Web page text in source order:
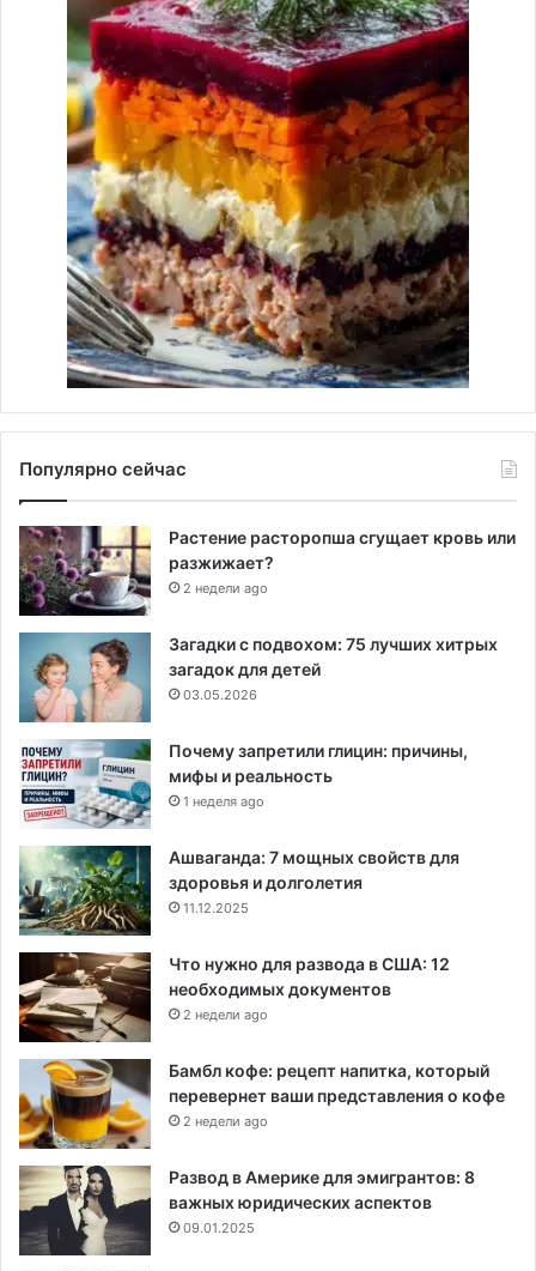
Популярно сейчас
Растение расторопша сгущает кровь или
разжижает?
2 недели ago
Загадки с подвохом: 75 лучших хитрых
загадок для детей
03.05.2026
Почему запретили глицин: причины,
мифы и реальность
1 неделя ago
Ашваганда: 7 мощных свойств для
здоровья и долголетия
11.12.2025
Что нужно для развода в США: 12
необходимых документов
2 недели ago
Бамбл кофе: рецепт напитка, который
перевернет ваши представления о кофе
2 недели ago
Развод в Америке для эмигрантов: 8
важных юридических аспектов
09.01.2025